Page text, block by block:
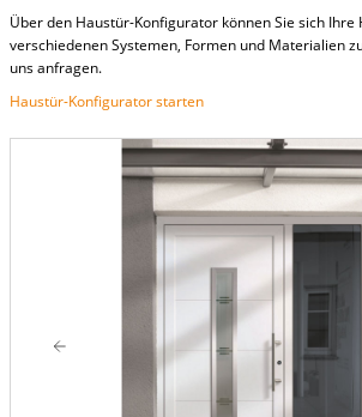
Über den Haustür-Konfigurator können Sie sich Ihre
verschiedenen Systemen, Formen und Materialien
uns anfragen.
Haustür-Konfigurator starten